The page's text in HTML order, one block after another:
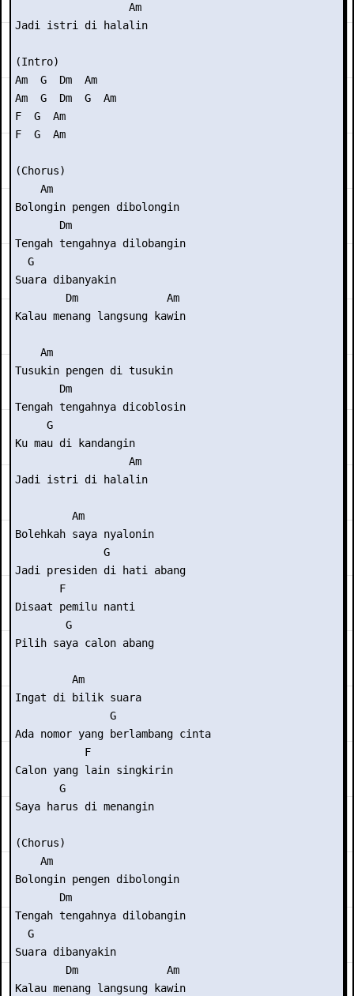
                  Am
Jadi istri di halalin
(Intro)
Am  G  Dm  Am
Am  G  Dm  G  Am
F  G  Am
F  G  Am
(Chorus)
    Am
Bolongin pengen dibolongin
       Dm
Tengah tengahnya dilobangin
  G
Suara dibanyakin
        Dm              Am
Kalau menang langsung kawin
    Am
Tusukin pengen di tusukin
       Dm
Tengah tengahnya dicoblosin
     G
Ku mau di kandangin
                  Am
Jadi istri di halalin
         Am
Bolehkah saya nyalonin
              G
Jadi presiden di hati abang
       F
Disaat pemilu nanti
        G
Pilih saya calon abang
         Am
Ingat di bilik suara
               G
Ada nomor yang berlambang cinta
           F
Calon yang lain singkirin
       G
Saya harus di menangin
(Chorus)
    Am
Bolongin pengen dibolongin
       Dm
Tengah tengahnya dilobangin
  G
Suara dibanyakin
        Dm              Am
Kalau menang langsung kawin